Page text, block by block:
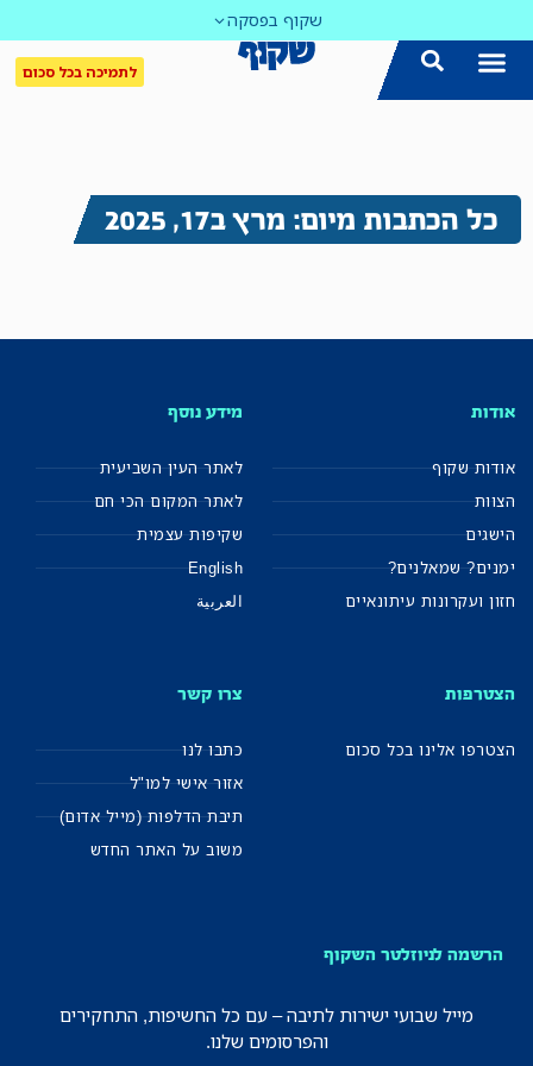
שקוף בפסקה
לתמיכה בכל סכום
כל הכתבות מיום: מרץ ב17, 2025
אודות
אודות שקוף
הצוות
הישגים
ימנים? שמאלנים?
חזון ועקרונות עיתונאיים
מידע נוסף
לאתר העין השביעית
לאתר המקום הכי חם
שקיפות עצמית
English
العربية
הצטרפות
הצטרפו אלינו בכל סכום
צרו קשר
כתבו לנו
אזור אישי למו"ל
תיבת הדלפות (מייל אדום)
משוב על האתר החדש
הרשמה לניוזלטר השקוף
מייל שבועי ישירות לתיבה – עם כל החשיפות, התחקירים
והפרסומים שלנו.